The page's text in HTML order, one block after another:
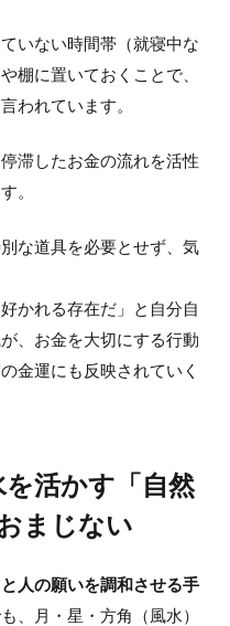
いない時間帯（就寝中な
棚に置いておくことで、
われています。
滞したお金の流れを活性
。
な道具を必要とせず、気
かれる存在だ」と自分自
、お金を大切にする行動
金運にも反映されていく
活かす「自然
まじない
人の願いを調和させる手
、月・星・方角（風水）